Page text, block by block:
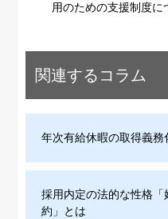
用のための支援制度に
関連するコラム
年次有給休暇の取得義
採用内定の法的な性格
約」とは